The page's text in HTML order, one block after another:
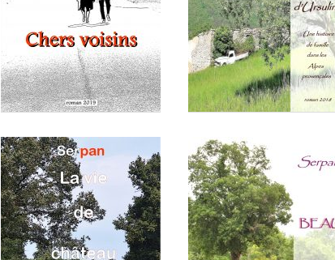
Le retour de Berlu Le grand débarras